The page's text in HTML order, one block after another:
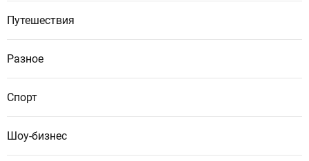
Путешествия
Разное
Спорт
Шоу-бизнес